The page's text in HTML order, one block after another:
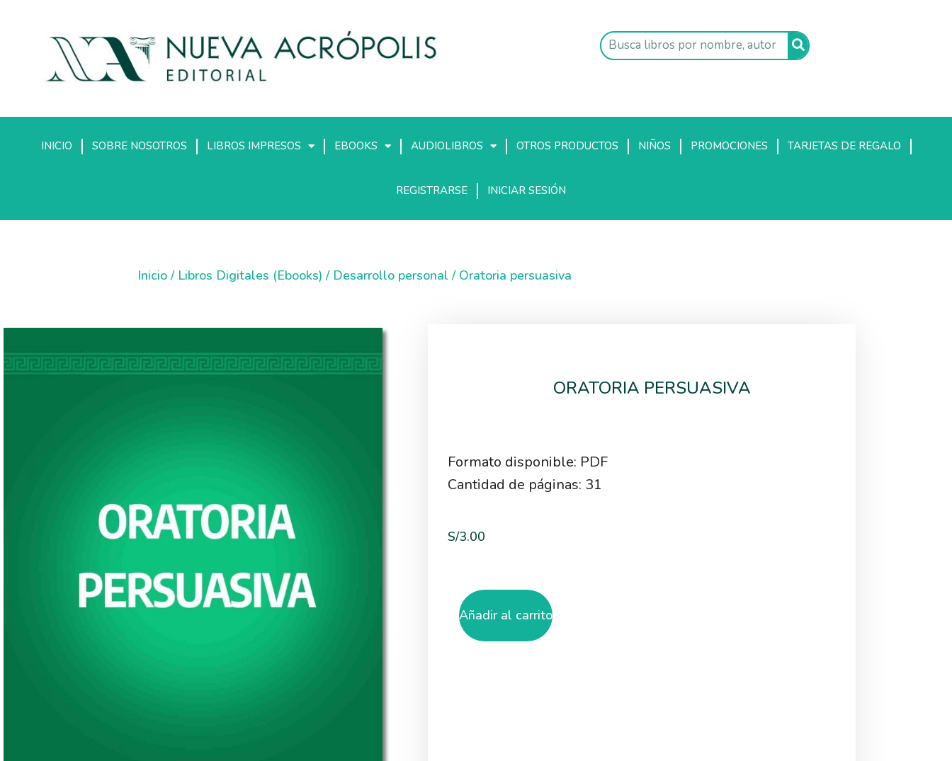
INICIO SOBRE NOSOTROS LIBROS IMPRESOS EBOOKS AUDIOLIBROS OTROS PRODUCTOS NIÑOS PROMOCIONES TARJETAS DE REGALO
REGISTRARSE INICIAR SESIÓN
Inicio/ Libros Digitales (Ebooks) / Desarrollo personal / Oratoria persuasiva
ORATORIA PERSUASIVA
Formato disponible: PDF
Cantidad de páginas: 31
S/3.00
Añadir al carrito